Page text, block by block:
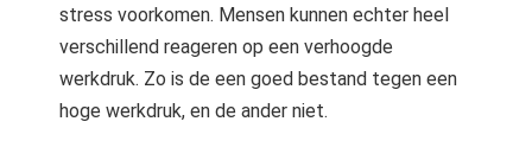
stress voorkomen. Mensen kunnen echter heel
verschillend reageren op een verhoogde
werkdruk. Zo is de een goed bestand tegen een
hoge werkdruk, en de ander niet.
website-